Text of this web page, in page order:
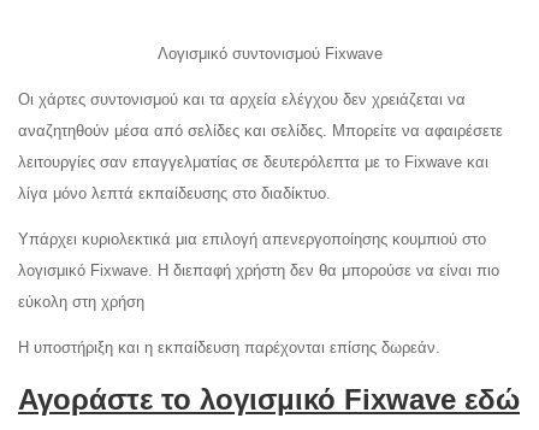
Λογισμικό συντονισμού Fixwave
Οι χάρτες συντονισμού και τα αρχεία ελέγχου δεν χρειάζεται να
αναζητηθούν μέσα από σελίδες και σελίδες. Μπορείτε να αφαιρέσετε
λειτουργίες σαν επαγγελματίας σε δευτερόλεπτα με το Fixwave και
λίγα μόνο λεπτά εκπαίδευσης στο διαδίκτυο.
Υπάρχει κυριολεκτικά μια επιλογή απενεργοποίησης κουμπιού στο
λογισμικό Fixwave. Η διεπαφή χρήστη δεν θα μπορούσε να είναι πιο
εύκολη στη χρήση
Η υποστήριξη και η εκπαίδευση παρέχονται επίσης δωρεάν.
Αγοράστε το λογισμικό Fixwave εδώ